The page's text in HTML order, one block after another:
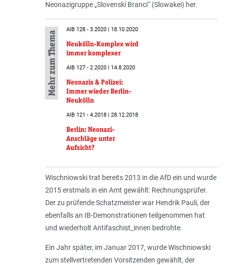
Neonazigruppe „Slovenskí Branci“ (Slowakei) her.
Mehr zum Thema
AIB 128 - 3.2020 | 18.10.2020
Neukölln-Komplex wird
immer komplexer
AIB 127 - 2.2020 | 14.8.2020
Neonazis & Polizei:
Immer wieder Berlin-
Neukölln
AIB 121 - 4.2018 | 28.12.2018
Berlin: Neonazi-
Anschläge unter
Aufsicht?
Wischniowski trat bereits 2013 in die AfD ein und wurde
2015 erstmals in ein Amt gewählt: Rechnungsprüfer.
Der zu prüfende Schatzmeister war Hendrik Pauli, der
ebenfalls an IB-Demonstrationen teilgenommen hat
und wiederholt Antifaschist_innen bedrohte.
Ein Jahr später, im Januar 2017, wurde Wischniowski
zum stellvertretenden Vorsitzenden gewählt, der